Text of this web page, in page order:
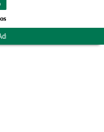
Espaillat